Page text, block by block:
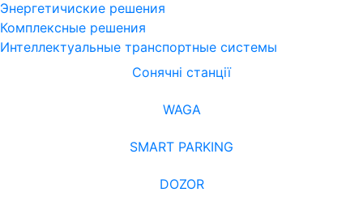
Энергетичиские решения
Комплексные решения
Интеллектуальные транспортные системы
Сонячні станції
WAGA
SMART PARKING
DOZOR